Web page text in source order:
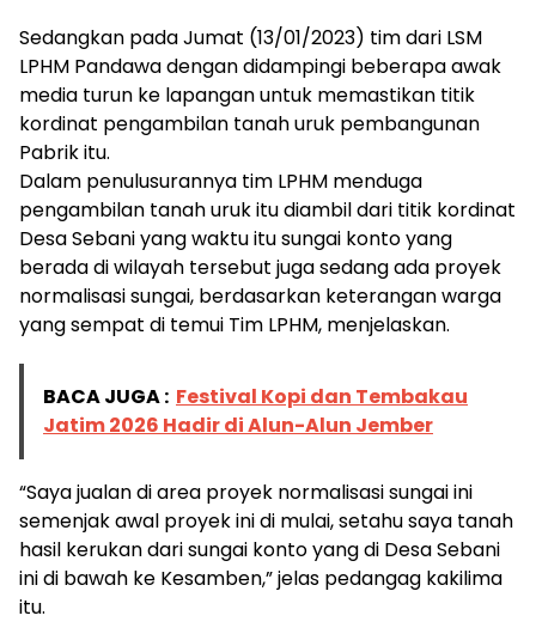
Sedangkan pada Jumat (13/01/2023) tim dari LSM
LPHM Pandawa dengan didampingi beberapa awak
media turun ke lapangan untuk memastikan titik
kordinat pengambilan tanah uruk pembangunan
Pabrik itu.
Dalam penulusurannya tim LPHM menduga
pengambilan tanah uruk itu diambil dari titik kordinat
Desa Sebani yang waktu itu sungai konto yang
berada di wilayah tersebut juga sedang ada proyek
normalisasi sungai, berdasarkan keterangan warga
yang sempat di temui Tim LPHM, menjelaskan.
BACA JUGA : Festival Kopi dan Tembakau
Jatim 2026 Hadir di Alun-Alun Jember
“Saya jualan di area proyek normalisasi sungai ini
semenjak awal proyek ini di mulai, setahu saya tanah
hasil kerukan dari sungai konto yang di Desa Sebani
ini di bawah ke Kesamben,” jelas pedangag kakilima
itu.